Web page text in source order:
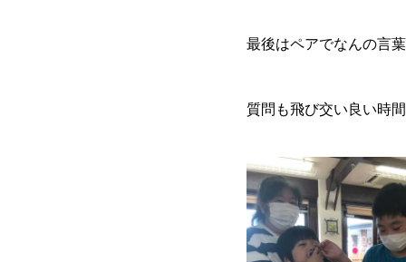
最後はペアでなんの言
質問も飛び交い良い時